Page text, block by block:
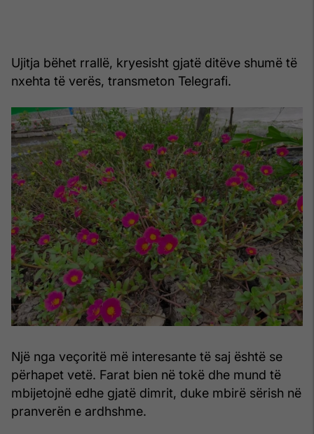
Ujitja bëhet rrallë, kryesisht gjatë ditëve shumë të
nxehta të verës, transmeton Telegrafi.
Një nga veçoritë më interesante të saj është se
përhapet vetë. Farat bien në tokë dhe mund të
mbijetojnë edhe gjatë dimrit, duke mbirë sërish në
pranverën e ardhshme.